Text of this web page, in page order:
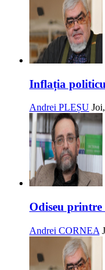
Inflația
Andrei PLEȘU
Odiseu printre
Andrei CORNEA